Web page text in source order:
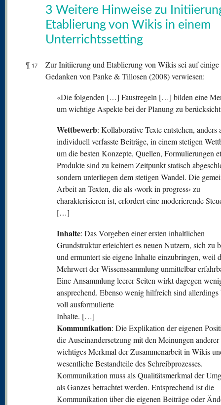
3 Weitere Hinweise zu
Etablierung von Wikis in einem
Unterrichtssetting
¶ 17
Zur Initiierung und Etablierung von Wikis sei auf einige
Gedanken von Panke & Tillosen (2008) verwiesen:
«Die folgenden […] Faustregeln […] bilden eine
um wichtige Aspekte bei der Planung zu
Wettbewerb: Kollaborative Texte entstehen, anders
individuell verfasste Beiträge, in einem stetigen
um die besten Konzepte, Quellen, Formulierungen
Produkte sind zu keinem Zeitpunkt statisch
sondern unterliegen dem stetigen Wandel. Die
Arbeit an Texten, die als ‹work in progress› zu
charakterisieren ist, erfordert eine moderierende
[…]
Inhalte: Das Vorgeben einer ersten inhaltlichen
Grundstruktur erleichtert es neuen Nutzern, sich zu
und ermuntert sie eigene Inhalte einzubringen, weil
Mehrwert der Wissenssammlung unmittelbar
Eine Ansammlung leerer Seiten wirkt dagegen
ansprechend. Ebenso wenig hilfreich sind allerdings
voll ausformulierte
Inhalte. […]
Kommunikation: Die Explikation der eigenen
die Auseinandersetzung mit den Meinungen
wichtiges Merkmal der Zusammenarbeit in Wikis
wesentliche Bestandteile des Schreibprozesses.
Kommunikation muss als Qualitätsmerkmal der
als Ganzes betrachtet werden. Entsprechend ist die
Kommunikation über die eigenen Beiträge oder